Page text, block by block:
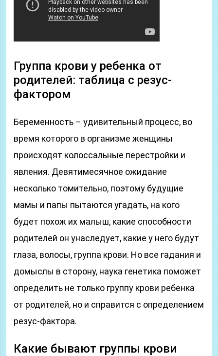
Группа крови у ребенка от
родителей: таблица с резус-
фактором
Беременность – удивительный процесс, во
время которого в организме женщины
происходят колоссальные перестройки и
явления. Девятимесячное ожидание
несколько томительно, поэтому будущие
мамы и папы пытаются угадать, на кого
будет похож их малыш, какие способности
родителей он унаследует, какие у него будут
глаза, волосы, группа крови. Но все гадания и
домыслы в сторону, наука генетика поможет
определить не только группу крови ребенка
от родителей, но и справится с определением
резус-фактора.
Какие бывают группы крови